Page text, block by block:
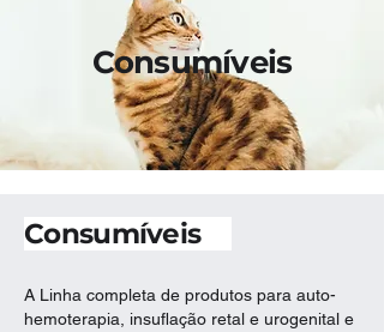
Consumíveis
Consumíveis
A Linha completa de produtos para auto-
hemoterapia, insuflação retal e urogenital e